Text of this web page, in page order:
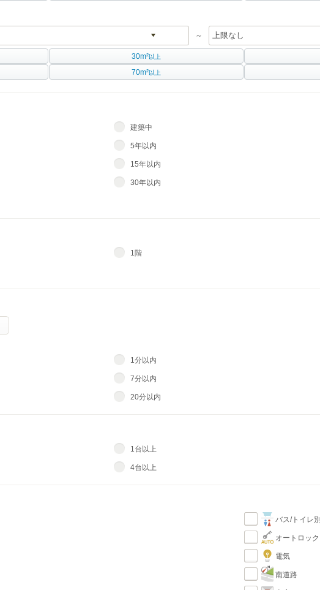
～
30m²以上
70m²以上
建築中
5年以内
15年以内
30年以内
1階
1分以内
7分以内
20分以内
1台以上
4台以上
バス/トイレ別
オートロック
電気
南道路